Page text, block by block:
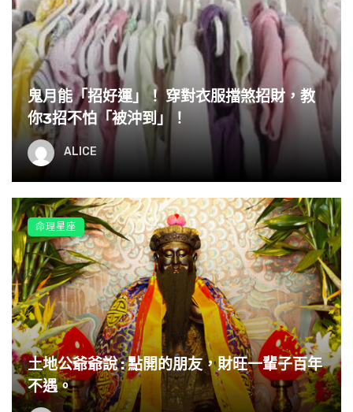
貴。但若是生在農曆正月，寅巳互克，造成刀鋒相對的
局面，會削減自身的財運和人運，聚財並不會十分順
利。
鬼月能「招好運」！ 穿對衣服擋煞招財，教
你3招不怕「被沖到」！
ALICE
土地公爺爺說 : 點開的朋友，財旺一輩子百年
不遇。
命理星座